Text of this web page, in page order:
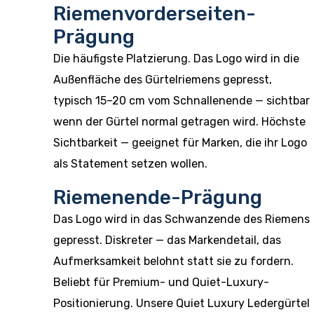
Riemenvorderseiten-
Prägung
Die häufigste Platzierung. Das Logo wird in die
Außenfläche des Gürtelriemens gepresst,
typisch 15–20 cm vom Schnallenende — sichtbar
wenn der Gürtel normal getragen wird. Höchste
Sichtbarkeit — geeignet für Marken, die ihr Logo
als Statement setzen wollen.
Riemenende-Prägung
Das Logo wird in das Schwanzende des Riemens
gepresst. Diskreter — das Markendetail, das
Aufmerksamkeit belohnt statt sie zu fordern.
Beliebt für Premium- und Quiet-Luxury-
Positionierung. Unsere Quiet Luxury Ledergürtel